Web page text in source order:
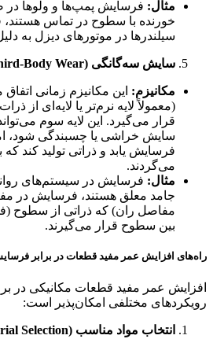
مثال: فرسایش پمپ‌ها و ولوها در
خورنده با سطوح در تماس
سیلندرها در موتورهای دیزل به
سایش سه‌گانگی (Third-Body Wear):
مکانیزم: این مکانیزم زمانی
(معمولاً لایه نرم‌تر یا لایه‌ای از
قرار می‌گیرد. این لایه سوم
سایش خراشی یا چسبندگی شود،
فرسایش یابد و ذراتی تولید
می‌گردند.
مثال: فرسایش در سیستم‌های
جامد معلق هستند، فرسایش در
مفاصل ران) که ذراتی از سطوح
بین سطوح قرار می‌گیرند.
راه‌های افزایش عمر مفید قطعات در برابر
افزایش عمر مفید قطعات مکانیکی در
رویکردهای مختلفی امکان‌پذیر است:
انتخاب مواد مناسب (Material Selection):